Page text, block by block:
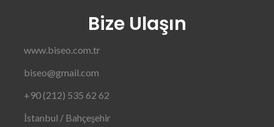
Bize Ulaşın
www.biseo.com.tr
biseo@gmail.com
+90 (212) 535 62 62
İstanbul / Bahçeşehir